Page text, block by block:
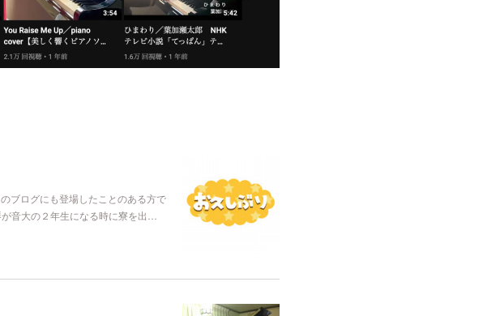
ブログにも登場したことのある方で
音大の２年生になる時に寮を出…